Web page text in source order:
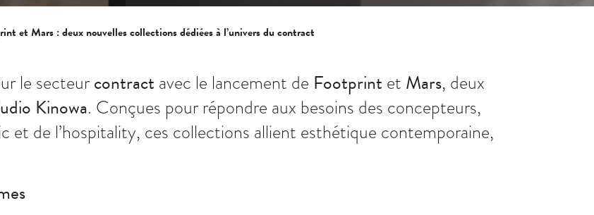
et Mars : deux nouvelles collections dédiées à l’univers du contract
le secteurcontract avec le lancement de Footprint et Mars, deux
Kinowa. Conçues pour répondre aux besoins des concepteurs,
et de l’hospitality, ces collections allient esthétique contemporaine,